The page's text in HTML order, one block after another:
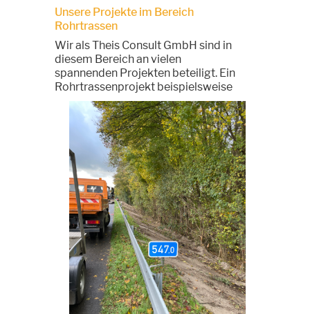
Unsere Projekte im Bereich
Rohrtrassen
Wir als Theis Consult GmbH sind in
diesem Bereich an vielen
spannenden Projekten beteiligt. Ein
Rohrtrassenprojekt beispielsweise